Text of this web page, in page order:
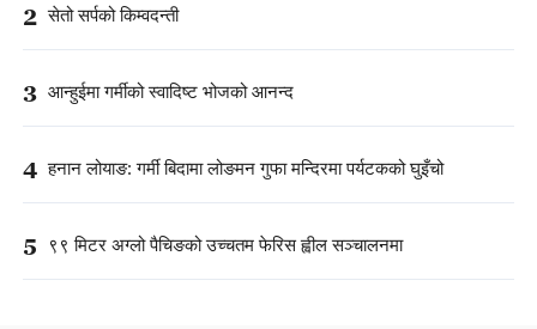
2 सेतो सर्पको किम्वदन्ती
3 आन्हुईमा गर्मीको स्वादिष्ट भोजको आनन्द
4 हनान लोयाङ: गर्मी बिदामा लोङमन गुफा मन्दिरमा पर्यटकको घुइँचो
5 ९९ मिटर अग्लो पैचिङको उच्चतम फेरिस ह्वील सञ्चालनमा